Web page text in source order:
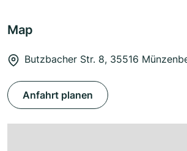
Map
Butzbacher Str. 8, 35516
Anfahrt planen